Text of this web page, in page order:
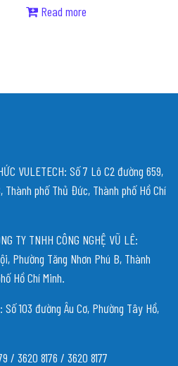
Read more
VULETECH: Số 7 Lô C2 đường 659,
Thành phố Thủ Đức, Thành phố Hồ Chí
TY TNHH CÔNG NGHỆ VŨ LÊ:
Phường Tăng Nhơn Phú B, Thành
Hồ Chí Minh.
Số 103 đường Âu Cơ, Phường Tây Hồ,
/ 3620 8176 / 3620 8177